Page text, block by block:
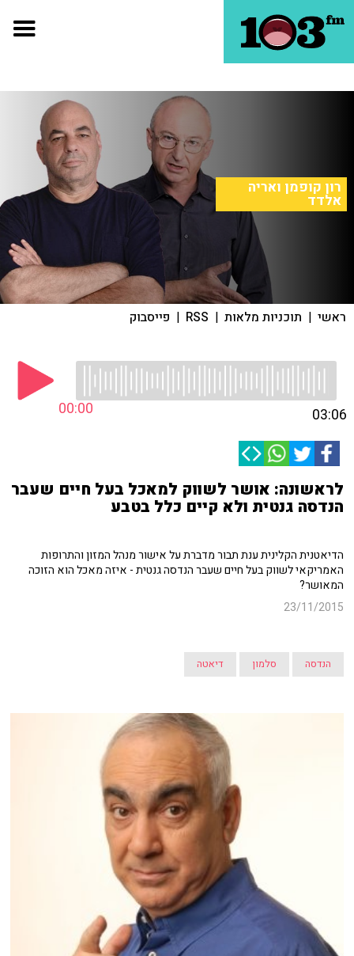
רון קופמן ואריה
אלדד
ראשי | תוכניות מלאות |
RSS
| פייסבוק
00:00 03:06
לראשונה: אושר לשווק למאכל בעל חיים שעבר
הנדסה גנטית ולא קיים כלל בטבע
הדיאטנית הקלינית ענת תבור מדברת על אישור מנהל המזון והתרופות
האמריקאי לשווק בעל חיים שעבר הנדסה גנטית - איזה מאכל הוא הזוכה
המאושר?
23/11/2015
הנדסה סלמון דיאטה